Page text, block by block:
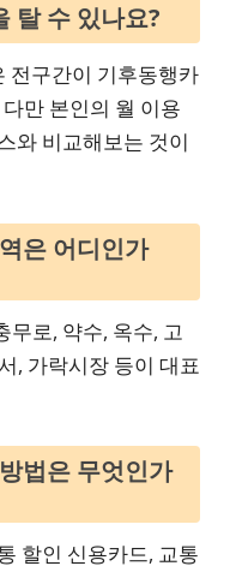
탈 수 있나요?
전구간이 기후동행카
만 본인의 월 이용
와 비교해보는 것이
은 어디인가
무로, 약수, 옥수, 고
, 가락시장 등이 대표
법은 무엇인가
할인 신용카드, 교통